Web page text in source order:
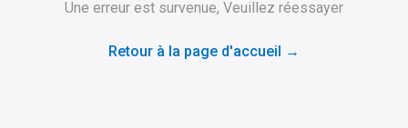
Une erreur est survenue, Veuillez réessayer
Retour à la page d'accueil →